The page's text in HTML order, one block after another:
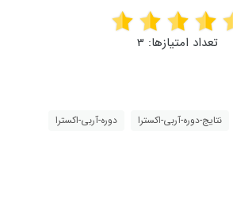
تعداد امتیازها: 3
نتایج-دوره-آربی-اکسترا دوره-آربی-اکسترا